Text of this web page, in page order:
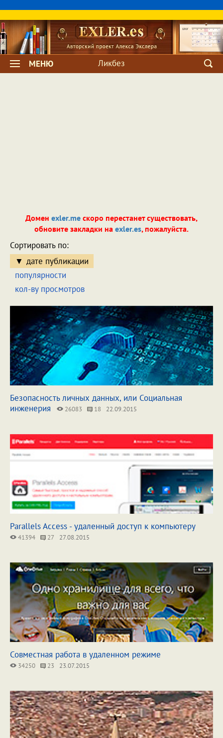
МЕНЮ Ликбез
Домен exler.me скоро перестанет существовать,
обновите закладки на exler.es, пожалуйста.
Сортировать по:
дате публикации
популярности
кол-ву просмотров
Безопасность личных данных, или Социальная
инженерия
26083 18 22.09.2015
Parallels Access - удаленный доступ к компьютеру
41394 27 27.08.2015
Совместная работа в удаленном режиме
34250 23 23.07.2015